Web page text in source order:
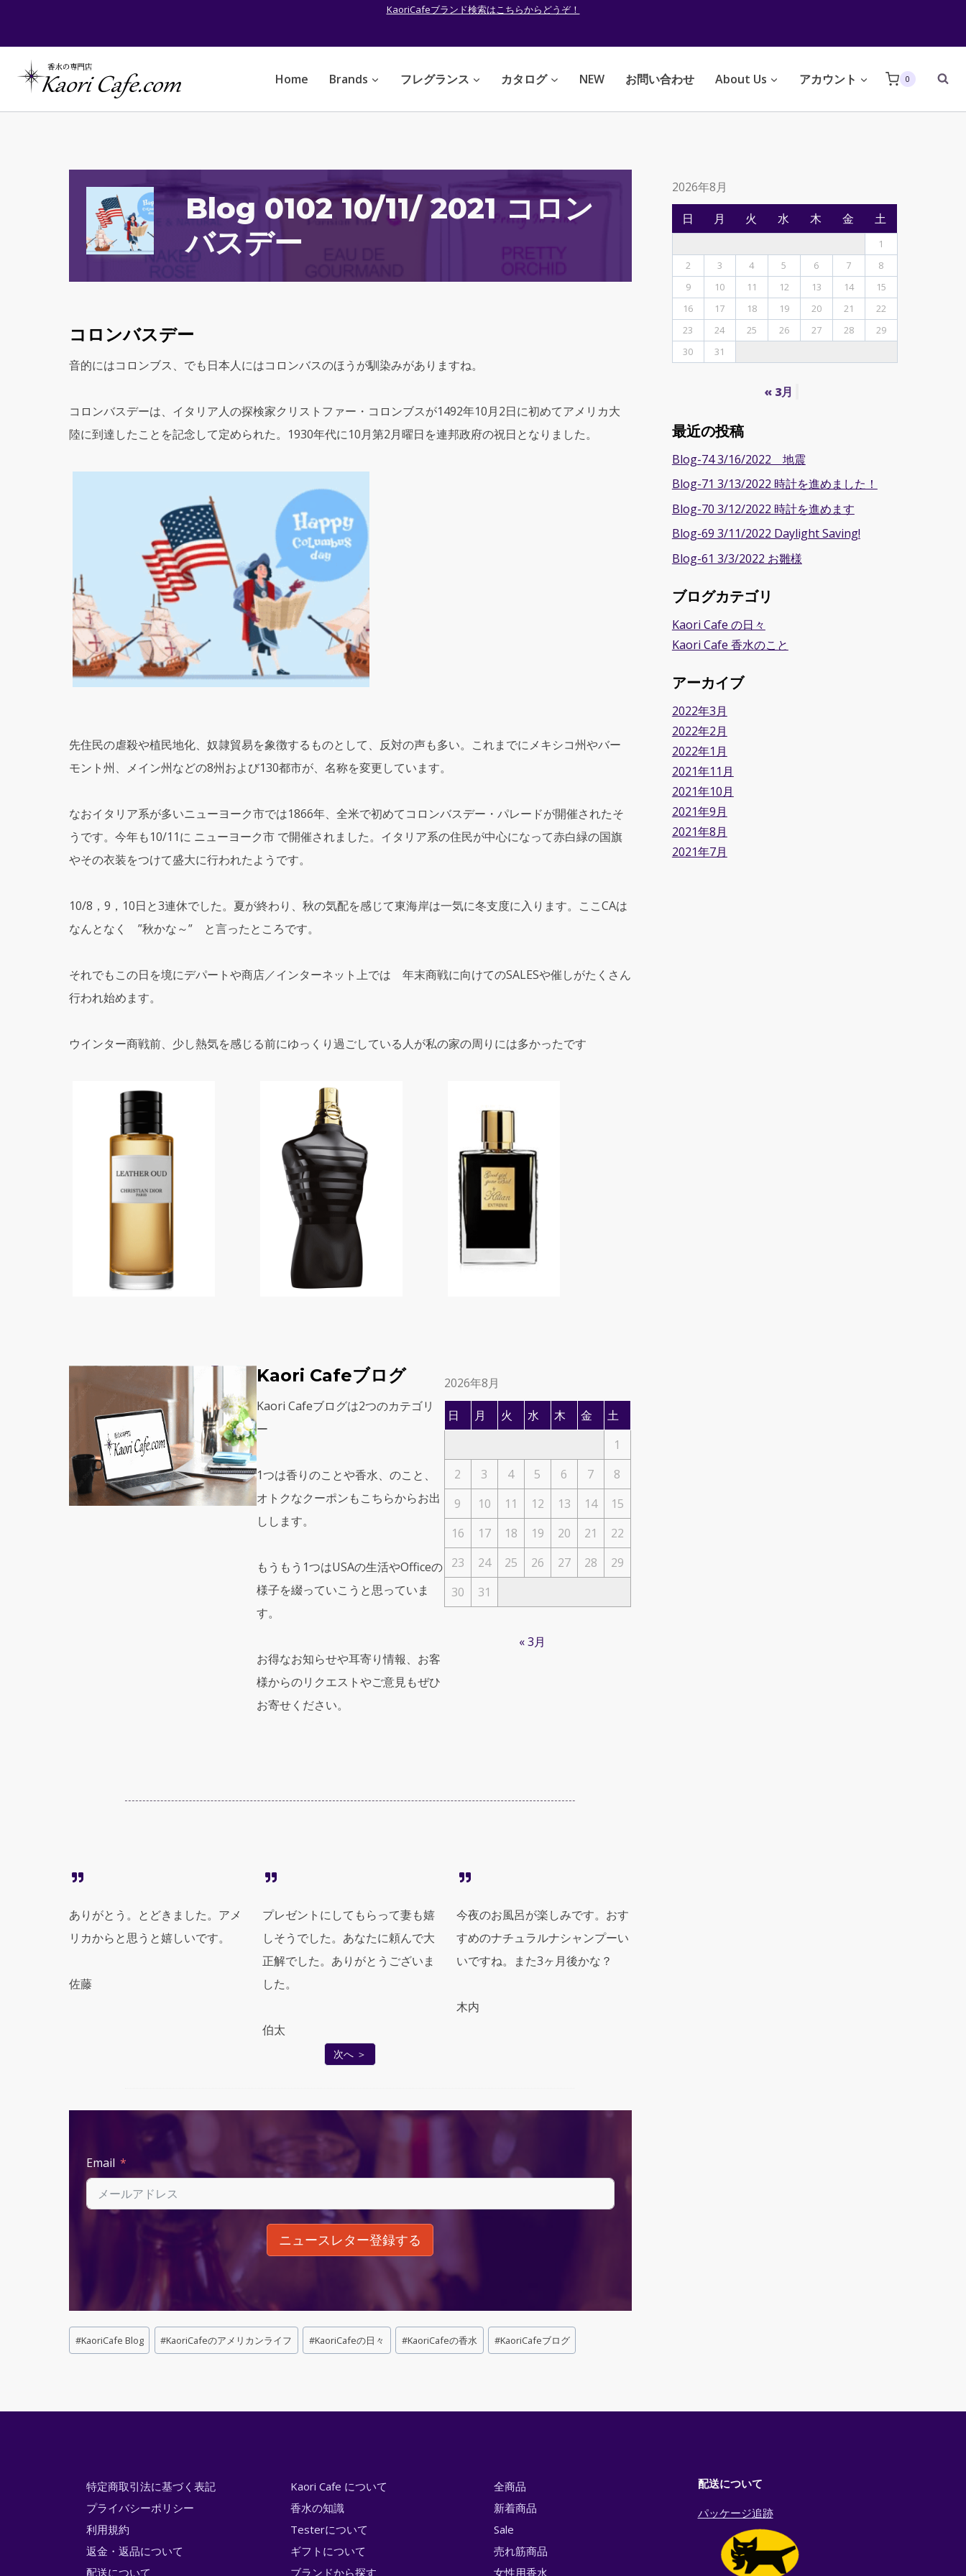
content
KaoriCafeブランド検索はこちらからどうぞ！
Home Brands フレグランス カタログ NEW お問い合わせ About Us アカウント 0
Blog 0102 10/11/ 2021 コロン
バスデー
コロンバスデー
音的にはコロンブス、でも日本人にはコロンバスのほうが馴染みがありますね。
コロンバスデーは、イタリア人の探検家クリストファー・コロンブスが1492年10月2日に初めてアメリカ大
陸に到達したことを記念して定められた。1930年代に10月第2月曜日を連邦政府の祝日となりました。
先住民の虐殺や植民地化、奴隷貿易を象徴するものとして、反対の声も多い。これまでにメキシコ州やバー
モント州、メイン州などの8州および130都市が、名称を変更しています。
なおイタリア系が多いニューヨーク市では1866年、全米で初めてコロンバスデー・パレードが開催されたそ
うです。今年も10/11に ニューヨーク市 で開催されました。イタリア系の住民が中心になって赤白緑の国旗
やその衣装をつけて盛大に行われたようです。
10/8，9，10日と3連休でした。夏が終わり、秋の気配を感じて東海岸は一気に冬支度に入ります。ここCAは
なんとなく ”秋かな～” と言ったところです。
それでもこの日を境にデパートや商店／インターネット上では 年末商戦に向けてのSALESや催しがたくさん
行われ始めます。
ウインター商戦前、少し熱気を感じる前にゆっくり過ごしている人が私の家の周りには多かったです
Kaori Cafeブログ
Kaori Cafeブログは2つのカテゴリ
ー
1つは香りのことや香水、のこと、
オトクなクーポンもこちらからお出
しします。
もうもう1つはUSAの生活やOfficeの
様子を綴っていこうと思っていま
す。
お得なお知らせや耳寄り情報、お客
様からのリクエストやご意見もぜひ
お寄せください。
2026年8月
日 月 火 水 木 金
土
1
2
3 4 5 6 7
8
9
10 11 12 13 14
15
16
17 18 19 20 21
22
23
24 25 26 27 28
29
30
31
« 3月
ありがとう。とどきました。アメ
リカからと思うと嬉しいです。
佐藤
プレゼントにしてもらって妻も嬉
しそうでした。あなたに頼んで大
正解でした。ありがとうございま
した。
伯太
今夜のお風呂が楽しみです。おす
すめのナチュラルナシャンプーい
いですね。また3ヶ月後かな？
木内
次へ ＞
Email
ニュースレター登録する
Post
Tags:
#KaoriCafe Blog #KaoriCafeのアメリカンライフ #KaoriCafeの日々 #KaoriCafeの香水 #KaoriCafeブログ
2026年8月
日
月 火 水 木 金 土
1
2
3 4 5 6 7
8
9
10 11 12 13 14
15
16
17 18 19 20 21
22
23
24 25 26 27 28
29
30
31
« 3月
最近の投稿
Blog-74 3/16/2022 地震
Blog-71 3/13/2022 時計を進めました！
Blog-70 3/12/2022 時計を進めます
Blog-69 3/11/2022 Daylight Saving!
Blog-61 3/3/2022 お雛様
ブログカテゴリ
Kaori Cafe の日々
Kaori Cafe 香水のこと
アーカイブ
2022年3月
2022年2月
2022年1月
2021年11月
2021年10月
2021年9月
2021年8月
2021年7月
特定商取引法に基づく表記
プライバシーポリシー
利用規約
返金・返品について
配送について
Kaori Cafe について
香水の知識
Testerについて
ギフトについて
ブランドから探す
全商品
新着商品
Sale
売れ筋商品
女性用香水
配送について
パッケージ追跡